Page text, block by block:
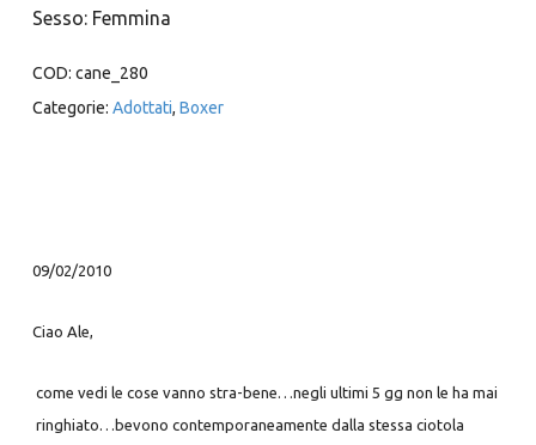
Sesso: Femmina
COD: cane_280
Categorie: Adottati, Boxer
09/02/2010
Ciao Ale,
come vedi le cose vanno stra-bene…negli ultimi 5 gg non le ha mai
ringhiato…bevono contemporaneamente dalla stessa ciotola